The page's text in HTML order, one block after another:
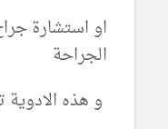
او استشارة
الجراحة
و هذه